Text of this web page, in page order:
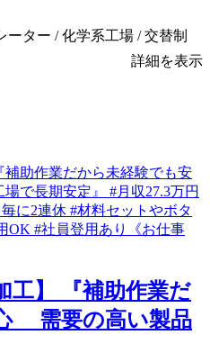
ーター / 化学系工場 / 交替制
詳細を表示
工】 『補助作業だ
需要の高い製品